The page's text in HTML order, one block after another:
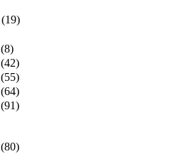
(19)
(8)
(42)
(55)
(64)
(91)
(80)